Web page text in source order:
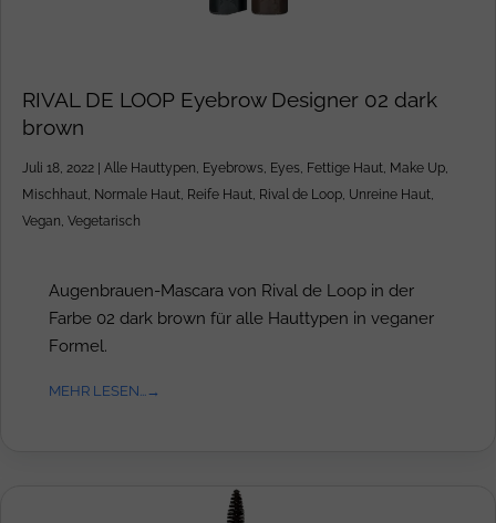
RIVAL DE LOOP Eyebrow Designer 02 dark
brown
Juli 18, 2022 Alle Hauttypen, Eyebrows, Eyes, Fettige Haut, Make Up,
Mischhaut, Normale Haut, Reife Haut, Rival de Loop, Unreine Haut,
Vegan, Vegetarisch
Augenbrauen-Mascara von Rival de Loop in der
Farbe 02 dark brown für alle Hauttypen in veganer
Formel.
MEHR LESEN...